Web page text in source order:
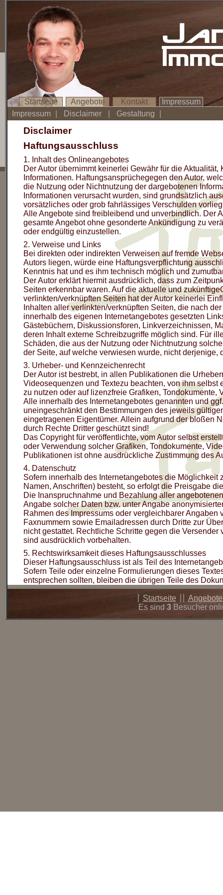
Startseite Angebote Kontakt
Impressum
Impressum
Disclaimer Gestaltung
Disclaimer
Haftungsausschluss
1. Inhalt des Onlineangebotes
Der Autor übernimmt keinerlei Gewähr für die
Informationen. Haftungsansprüchegegen den Autor,
die Nutzung oder Nichtnutzung der dargebotenen
Informationen verursacht wurden, sind grundsätzlich
vorsätzliches oder grob fahrlässiges Verschulden
Alle Angebote sind freibleibend und unverbindlich. Der
gesamte Angebot ohne gesonderte Ankündigung zu
oder endgültig einzustellen.
2. Verweise und Links
Bei direkten oder indirekten Verweisen auf fremde
Autors liegen, würde eine Haftungsverpflichtung
Kenntnis hat und es ihm technisch möglich und
Der Autor erklärt hiermit ausdrücklich, dass zum
Seiten erkennbar waren. Auf die aktuelle und
verlinkten/verknüpften Seiten hat der Autor keinerlei
Inhalten aller verlinkten/verknüpften Seiten, die nach
innerhalb des eigenen Internetangebotes gesetzten
Gästebüchern, Diskussionsforen, Linkverzeichnissen,
deren Inhalt externe Schreibzugriffe möglich sind. Für
Schäden, die aus der Nutzung oder Nichtnutzung
der Seite, auf welche verwiesen wurde, nicht
3. Urheber- und Kennzeichenrecht
Der Autor ist bestrebt, in allen Publikationen die
Videosequenzen und Textezu beachten, von ihm
zu nutzen oder auf lizenzfreie Grafiken, Tondokumente,
Alle innerhalb des Internetangebotes genannten und
uneingeschränkt den Bestimmungen des jeweils
eingetragenen Eigentümer. Allein aufgrund der bloßen
durch Rechte Dritter geschützt sind!
Das Copyright für veröffentlichte, vom Autor selbst
oder Verwendung solcher Grafiken, Tondokumente,
Publikationen ist ohne ausdrückliche Zustimmung des
4. Datenschutz
Sofern innerhalb des Internetangebotes die
Namen, Anschriften) besteht, so erfolgt die Preisgabe
Die Inanspruchnahme und Bezahlung aller
Angabe solcher Daten bzw. unter Angabe
Rahmen des Impressums oder vergleichbarer
Faxnummern sowie Emailadressen durch Dritte zur
nicht gestattet. Rechtliche Schritte gegen die
sind ausdrücklich vorbehalten.
5. Rechtswirksamkeit dieses Haftungsausschlusses
Dieser Haftungsausschluss ist als Teil des
Sofern Teile oder einzelne Formulierungen dieses
entsprechen sollten, bleiben die übrigen Teile des
Startseite
Es sind 3 Besucher